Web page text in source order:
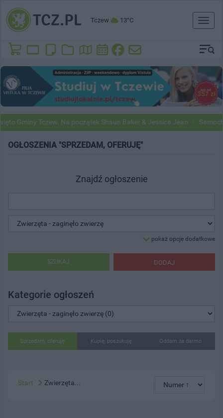
Tczew 13°C
Toggle
Gminy Tczew. Na początek Shaun Baker & Jessica Jean
OGŁOSZENIA "SPRZEDAM, OFERUJĘ"
Znajdź ogłoszenie
pokaż opcje dodatkowe
DODAJ
SZUKAJ
Kategorie ogłoszeń
Sprzedam, oferuję Kupię, poszukuję Oddam za darmo
Start Zwierzęta...